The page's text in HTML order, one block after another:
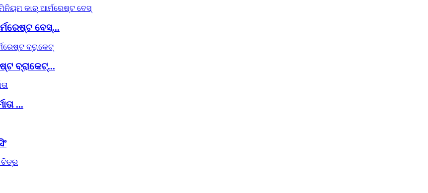
ବେସ୍...
ବ୍ରାକେଟ୍...
...